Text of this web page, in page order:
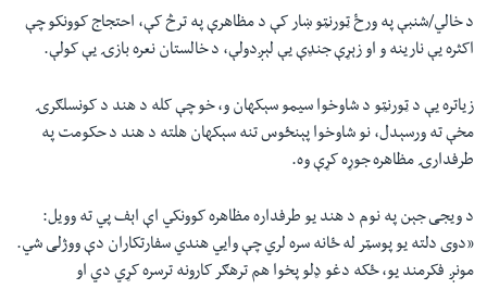
د خالي/شنبې په ورځ ټورنټو ښار کې د مظاهرې په ترڅ کې، احتجاج کوونکو چې
اکثره یې نارینه و او زېړې جنډې یې لېږدولې، د خالستان نعره بازۍ یې کولې.
زیاتره یې د ټورنټو د شاوخوا سیمو سېکهان و، خو چې کله د هند د کونسلګرۍ
مخې ته ورسېدل، نو شاوخوا پېنځوس تنه سېکهان هلته د هند د حکومت په
طرفدارۍ مظاهره جوړه کړې وه.
د ویجی جېن په نوم د هند یو طرفداره مظاهره کوونکي اې اېف پي ته وویل:
«دوی دلته یو پوسټر له ځانه سره لري چې وایي هندي سفارتکاران دې ووژلی شي.
مونږ فکرمند یو، ځکه دغو ډلو پخوا هم ترهګر کارونه ترسره کړي دي او